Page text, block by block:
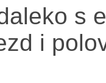
s
i